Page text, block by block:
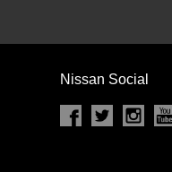
Nissan Social